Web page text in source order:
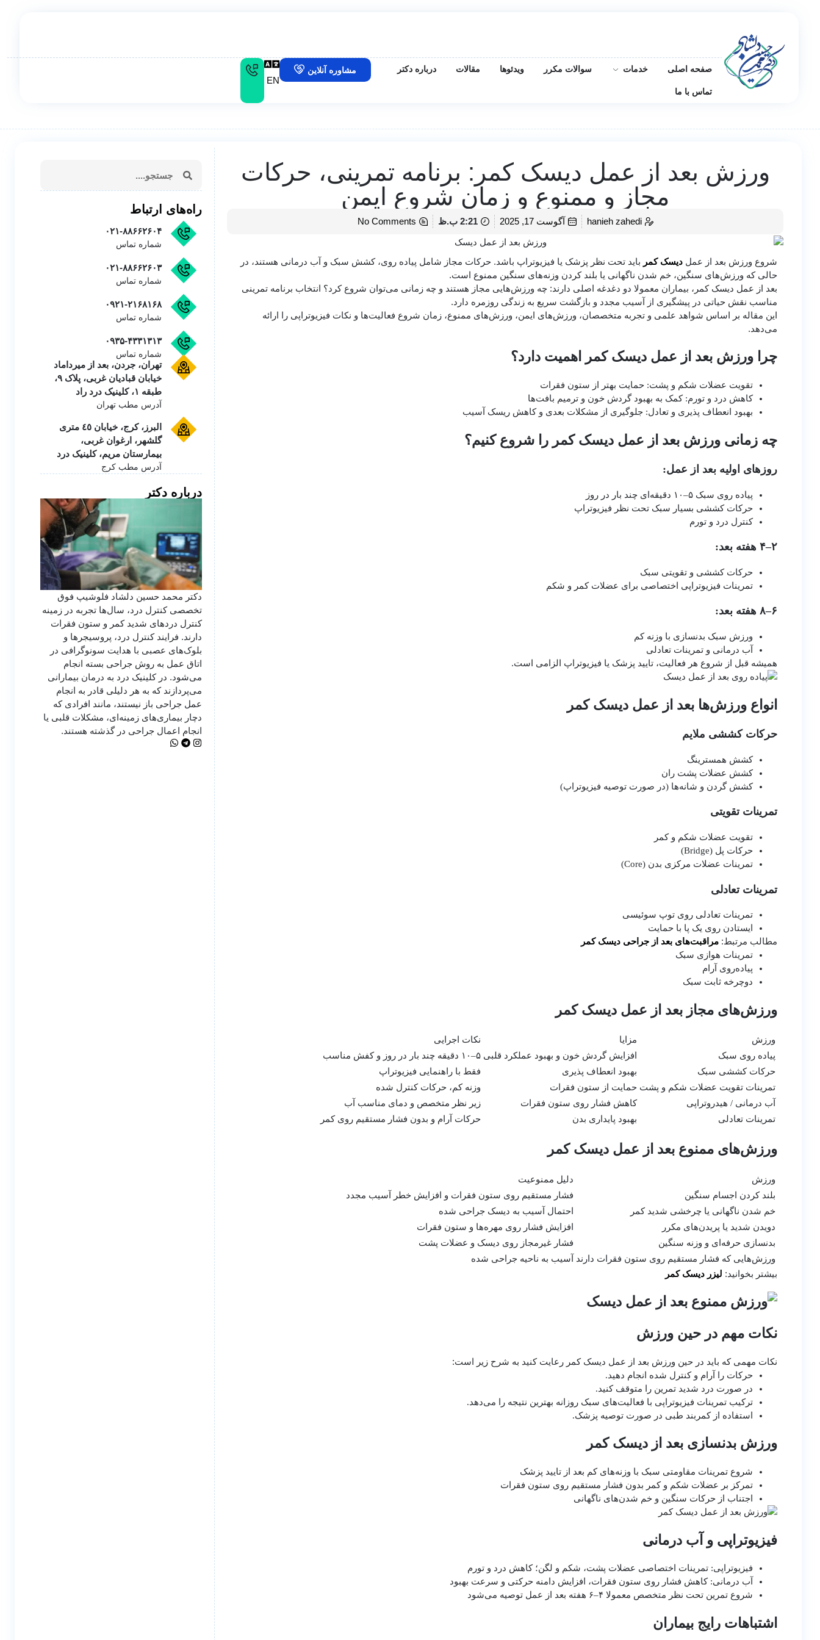
صفحه اصلی خدمات سوالات مکرر ویدئوها مقالات درباره دکتر
تماس با ما
مشاوره آنلاین
EN
ورزش بعد از عمل دیسک کمر: برنامه تمرینی، حرکات
مجاز و ممنوع و زمان شروع ایمن
hanieh zahedi آگوست 17, 2025 2:21 ب.ظ No Comments
شروع ورزش بعد از عمل دیسک کمر باید تحت نظر پزشک یا فیزیوتراپ باشد. حرکات مجاز شامل پیاده‌ روی، کشش سبک و آب درمانی هستند، در
حالی که ورزش‌های سنگین، خم شدن ناگهانی یا بلند کردن وزنه‌های سنگین ممنوع است.
بعد از عمل دیسک کمر، بیماران معمولا دو دغدغه اصلی دارند: چه ورزش‌هایی مجاز هستند و چه زمانی می‌توان شروع کرد؟ انتخاب برنامه تمرینی
مناسب نقش حیاتی در پیشگیری از آسیب مجدد و بازگشت سریع به زندگی روزمره دارد.
این مقاله بر اساس شواهد علمی و تجربه متخصصان، ورزش‌های ایمن، ورزش‌های ممنوع، زمان شروع فعالیت‌ها و نکات فیزیوتراپی را ارائه
می‌دهد.
چرا ورزش بعد از عمل دیسک کمر اهمیت دارد؟
تقویت عضلات شکم و پشت: حمایت بهتر از ستون فقرات
کاهش درد و تورم: کمک به بهبود گردش خون و ترمیم بافت‌ها
بهبود انعطاف‌ پذیری و تعادل: جلوگیری از مشکلات بعدی و کاهش ریسک آسیب
چه زمانی ورزش بعد از عمل دیسک کمر را شروع کنیم؟
روزهای اولیه بعد از عمل:
پیاده‌ روی سبک ۵–۱۰ دقیقه‌ای چند بار در روز
حرکات کششی بسیار سبک تحت نظر فیزیوتراپ
کنترل درد و تورم
۲–۴ هفته بعد:
حرکات کششی و تقویتی سبک
تمرینات فیزیوتراپی اختصاصی برای عضلات کمر و شکم
۶–۸ هفته بعد:
ورزش سبک بدنسازی با وزنه کم
آب درمانی و تمرینات تعادلی
همیشه قبل از شروع هر فعالیت، تایید پزشک یا فیزیوتراپ الزامی است.
انواع ورزش‌ها بعد از عمل دیسک کمر
حرکات کششی ملایم
کشش همسترینگ
کشش عضلات پشت ران
کشش گردن و شانه‌ها (در صورت توصیه فیزیوتراپ)
تمرینات تقویتی
تقویت عضلات شکم و کمر
حرکات پل (Bridge)
تمرینات عضلات مرکزی بدن (Core)
تمرینات تعادلی
تمرینات تعادلی روی توپ سوئیسی
ایستادن روی یک پا با حمایت
مطالب مرتبط: مراقبت‌های بعد از جراحی دیسک کمر
تمرینات هوازی سبک
پیاده‌روی آرام
دوچرخه ثابت سبک
ورزش‌های مجاز بعد از عمل دیسک کمر
ورزش مزایا
نکات اجرایی
پیاده‌ روی سبک
افزایش گردش خون و بهبود عملکرد قلبی ۵–۱۰ دقیقه چند بار در روز و کفش مناسب
حرکات کششی سبک
بهبود انعطاف‌ پذیری
فقط با راهنمایی فیزیوتراپ
تمرینات تقویت عضلات شکم و پشت حمایت از ستون فقرات
وزنه کم، حرکات کنترل شده
آب درمانی / هیدروتراپی
کاهش فشار روی ستون فقرات
زیر نظر متخصص و دمای مناسب آب
تمرینات تعادلی
بهبود پایداری بدن حرکات آرام و بدون فشار مستقیم روی کمر
ورزش‌های ممنوع بعد از عمل دیسک کمر
ورزش
دلیل ممنوعیت
بلند کردن اجسام سنگین
فشار مستقیم روی ستون فقرات و افزایش خطر آسیب مجدد
خم شدن ناگهانی یا چرخشی شدید کمر
احتمال آسیب به دیسک جراحی شده
دویدن شدید یا پریدن‌های مکرر
افزایش فشار روی مهره‌ها و ستون فقرات
بدنسازی حرفه‌ای و وزنه سنگین
فشار غیرمجاز روی دیسک و عضلات پشت
ورزش‌هایی که فشار مستقیم روی ستون فقرات دارند
آسیب به ناحیه جراحی شده
بیشتر بخوانید: لیزر دیسک کمر
نکات مهم در حین ورزش
نکات مهمی که باید در حین ورزش بعد از عمل دیسک کمر رعایت کنید به شرح زیر است:
حرکات را آرام و کنترل شده انجام دهید.
در صورت درد شدید تمرین را متوقف کنید.
ترکیب تمرینات فیزیوتراپی با فعالیت‌های سبک روزانه بهترین نتیجه را می‌دهد.
استفاده از کمربند طبی در صورت توصیه پزشک.
ورزش بدنسازی بعد از دیسک کمر
شروع تمرینات مقاومتی سبک با وزنه‌های کم بعد از تایید پزشک
تمرکز بر عضلات شکم و کمر بدون فشار مستقیم روی ستون فقرات
اجتناب از حرکات سنگین و خم شدن‌های ناگهانی
فیزیوتراپی و آب درمانی
فیزیوتراپی: تمرینات اختصاصی عضلات پشت، شکم و لگن؛ کاهش درد و تورم
آب درمانی: کاهش فشار روی ستون فقرات، افزایش دامنه حرکتی و سرعت بهبود
شروع تمرین تحت نظر متخصص معمولا ۴–۶ هفته بعد از عمل توصیه می‌شود
اشتباهات رایج بیماران
راه‌های ارتباط
۰۲۱-۸۸۶۶۲۶۰۴
شماره تماس
۰۲۱-۸۸۶۶۲۶۰۳
شماره تماس
۰۹۲۱-۲۱۶۸۱۶۸
شماره تماس
۰۹۳۵-۴۳۳۱۳۱۳
شماره تماس
تهران، جردن، بعد از میرداماد
خیابان قبادیان غربی، پلاک ۹،
طبقه ۱، کلینیک درد راد
آدرس مطب تهران
البرز، کرج، خیابان ٤٥ متری
گلشهر، ارغوان غربی،
بیمارستان مریم، کلینیک درد
آدرس مطب کرج
درباره دکتر
دکتر محمد حسین دلشاد فلوشیپ فوق
تخصصی کنترل درد، سال‌ها تجربه در زمینه
کنترل دردهای شدید کمر و ستون فقرات
دارند. فرایند کنترل درد، پروسیجرها و
بلوک‌های عصبی با هدایت سونوگرافی در
اتاق عمل به روش جراحی بسته انجام
می‌شود. در کلینیک درد به درمان‌ بیمارانی
می‌پردازند که به هر دلیلی قادر به انجام
عمل جراحی باز نیستند، مانند افرادی که
دچار بیماری‌های زمینه‌ای، مشکلات قلبی یا
انجام اعمال جراحی در گذشته هستند.